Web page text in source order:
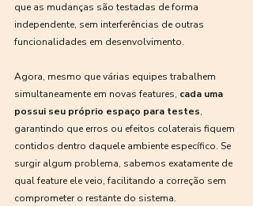
que as mudanças são testadas de forma
independente, sem interferências de outras
funcionalidades em desenvolvimento.
Agora, mesmo que várias equipes trabalhem
simultaneamente em novas features, cada uma
possui seu próprio espaço para testes,
garantindo que erros ou efeitos colaterais fiquem
contidos dentro daquele ambiente específico. Se
surgir algum problema, sabemos exatamente de
qual feature ele veio, facilitando a correção sem
comprometer o restante do sistema.